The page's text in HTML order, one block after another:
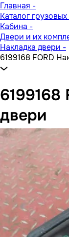
Главная -
Каталог грузовых
Кабина -
Двери и их
Накладка двери -
6199168 FORD
6199168
двери